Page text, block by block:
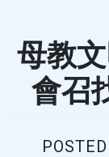
母教
會召